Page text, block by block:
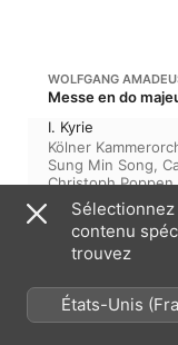
WOLFGANG
I. Kyrie
Kölner
Sung Min Song,
Christoph Poppen
Ensemble
II. Gloria
Elvira Bill,Carolina
Kammerorchester
Ensemble
III. Credo
contenu
trouvez
États-Unis
France)